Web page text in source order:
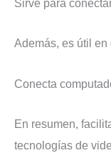
Sirve para
Además, es útil en
Conecta
En resumen,
tecnologías de